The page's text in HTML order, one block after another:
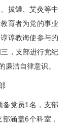
拔罐、艾灸等中
育者为党的事业
谆教诲使参与的
，支部进行党纪
廉洁自律意识。
备党员1名，支部
涵盖6个科室，